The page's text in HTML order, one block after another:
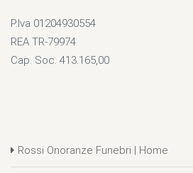
P.Iva 01204930554
REA TR-79974
Cap. Soc. 413.165,00
Rossi Onoranze Funebri | Home